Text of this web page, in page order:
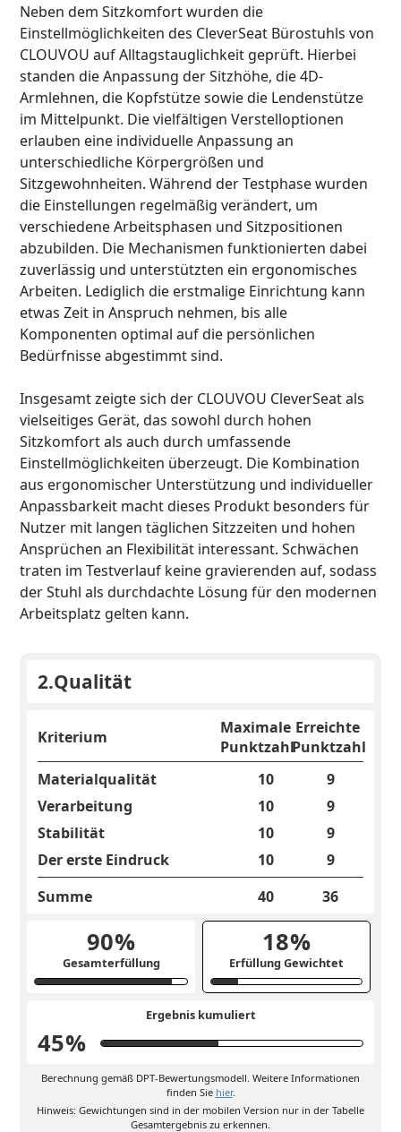
Neben dem Sitzkomfort wurden die
Einstellmöglichkeiten des CleverSeat Bürostuhls von
CLOUVOU auf Alltagstauglichkeit geprüft. Hierbei
standen die Anpassung der Sitzhöhe, die 4D-
Armlehnen, die Kopfstütze sowie die Lendenstütze
im Mittelpunkt. Die vielfältigen Verstelloptionen
erlauben eine individuelle Anpassung an
unterschiedliche Körpergrößen und
Sitzgewohnheiten. Während der Testphase wurden
die Einstellungen regelmäßig verändert, um
verschiedene Arbeitsphasen und Sitzpositionen
abzubilden. Die Mechanismen funktionierten dabei
zuverlässig und unterstützten ein ergonomisches
Arbeiten. Lediglich die erstmalige Einrichtung kann
etwas Zeit in Anspruch nehmen, bis alle
Komponenten optimal auf die persönlichen
Bedürfnisse abgestimmt sind.
Insgesamt zeigte sich der CLOUVOU CleverSeat als
vielseitiges Gerät, das sowohl durch hohen
Sitzkomfort als auch durch umfassende
Einstellmöglichkeiten überzeugt. Die Kombination
aus ergonomischer Unterstützung und individueller
Anpassbarkeit macht dieses Produkt besonders für
Nutzer mit langen täglichen Sitzzeiten und hohen
Ansprüchen an Flexibilität interessant. Schwächen
traten im Testverlauf keine gravierenden auf, sodass
der Stuhl als durchdachte Lösung für den modernen
Arbeitsplatz gelten kann.
2.Qualität
Kriterium
Maximale
Punktzahl
Erreichte
Punktzahl
Materialqualität
10
9
Verarbeitung
10
9
Stabilität
10
9
Der erste Eindruck
10
9
Summe
40 36
90%
Gesamterfüllung
18%
Erfüllung Gewichtet
Ergebnis kumuliert
45%
Berechnung gemäß DPT-Bewertungsmodell. Weitere Informationen
finden Sie hier.
Hinweis: Gewichtungen sind in der mobilen Version nur in der Tabelle
Gesamtergebnis zu erkennen.